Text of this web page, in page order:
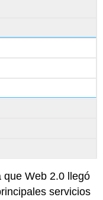
que Web 2.0 llegó
servicios